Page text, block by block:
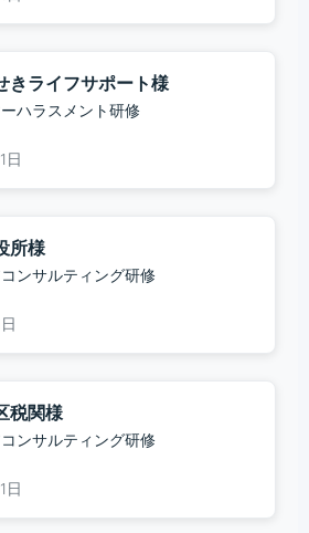
きライフサポート様
ハラスメント研修
日
所様
ンサルティング研修
税関様
ンサルティング研修
日